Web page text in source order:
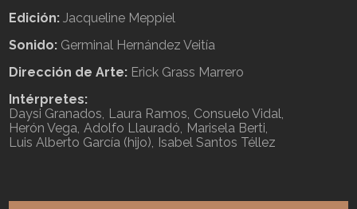
Edición: Jacqueline Meppiel
Sonido: Germinal Hernández Veitía
Dirección de Arte: Erick Grass Marrero
Intérpretes:
Daysi Granados
Laura Ramos Consuelo Vidal
Herón Vega Adolfo Llauradó
Marisela Berti
Luis Alberto García (hijo)
Isabel Santos Téllez